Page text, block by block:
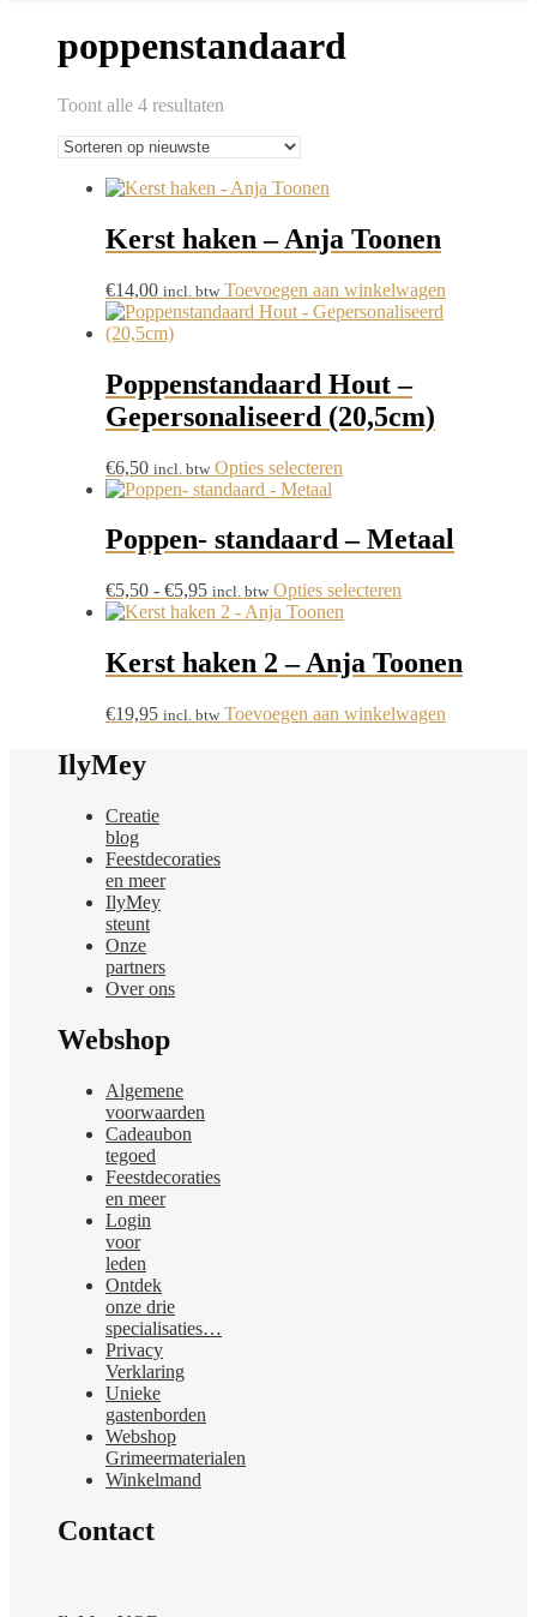
poppenstandaard
Toont alle 4 resultaten
nieuwste
Kerst haken – Anja Toonen
€14,00 incl. btw Toevoegen aan winkelwagen
Poppenstandaard Hout –
Gepersonaliseerd (20,5cm)
€6,50 incl. btw Opties selecteren
meerdere
variaties.
optie
kan
worden
op
productpagina
Poppen- standaard – Metaal
€5,50 - €5,95Prijsklasse:
€5,50
€5,95
incl. btw Opties selecteren
variaties.
optie
Kerst haken 2 – Anja Toonen
€19,95 incl. btw Toevoegen aan winkelwagen
IlyMey
Creatie
blog
Feestdecoraties
en meer
IlyMey
steunt
Onze
partners
Over ons
Webshop
Algemene
voorwaarden
Cadeaubon
tegoed
Feestdecoraties
en meer
Login
voor
leden
Ontdek
onze drie
specialisaties…
Privacy
Verklaring
Unieke
gastenborden
Webshop
Grimeermaterialen
Winkelmand
Contact